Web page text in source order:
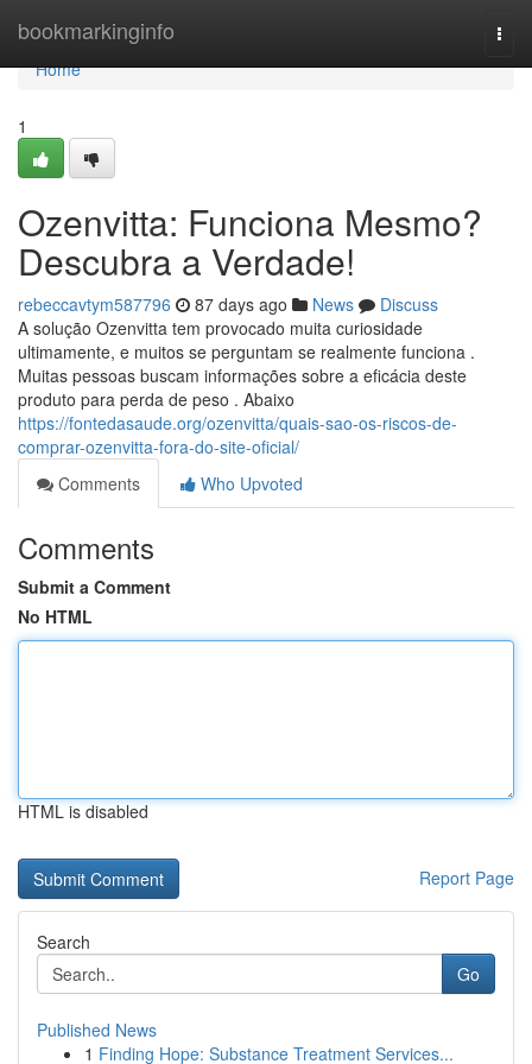
bookmarkinginfo
Home
Home
1
Ozenvitta: Funciona Mesmo?
Descubra a Verdade!
rebeccavtym587796 87 days ago News
Discuss
A solução Ozenvitta tem provocado muita curiosidade
ultimamente, e muitos se perguntam se realmente funciona .
Muitas pessoas buscam informações sobre a eficácia deste
produto para perda de peso . Abaixo
https://fontedasaude.org/ozenvitta/quais-sao-os-riscos-de-
comprar-ozenvitta-fora-do-site-oficial/
Comments
Who Upvoted
Comments
Submit a Comment
No HTML
HTML is disabled
Report Page
Search
Go
Published News
1 Finding Hope: Substance Treatment Services...